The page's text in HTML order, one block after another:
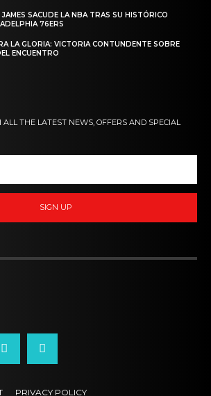
SACUDE LA NBA TRAS SU HISTÓRICO
76ERS
LA GLORIA: VICTORIA CONTUNDENTE SOBRE
ENCUENTRO
THE LATEST NEWS, OFFERS AND SPECIAL
SIGN UP
PRIVACY POLICY